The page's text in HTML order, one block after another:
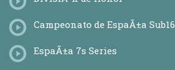
Campeonato de EspaÃ±a Sub16
EspaÃ±a 7s Series